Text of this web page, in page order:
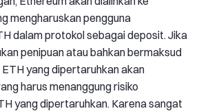
mengharuskan pengguna
dalam protokol sebagai deposit. Jika
penipuan atau bahkan bermaksud
yang dipertaruhkan akan
harus menanggung risiko
yang dipertaruhkan. Karena sangat